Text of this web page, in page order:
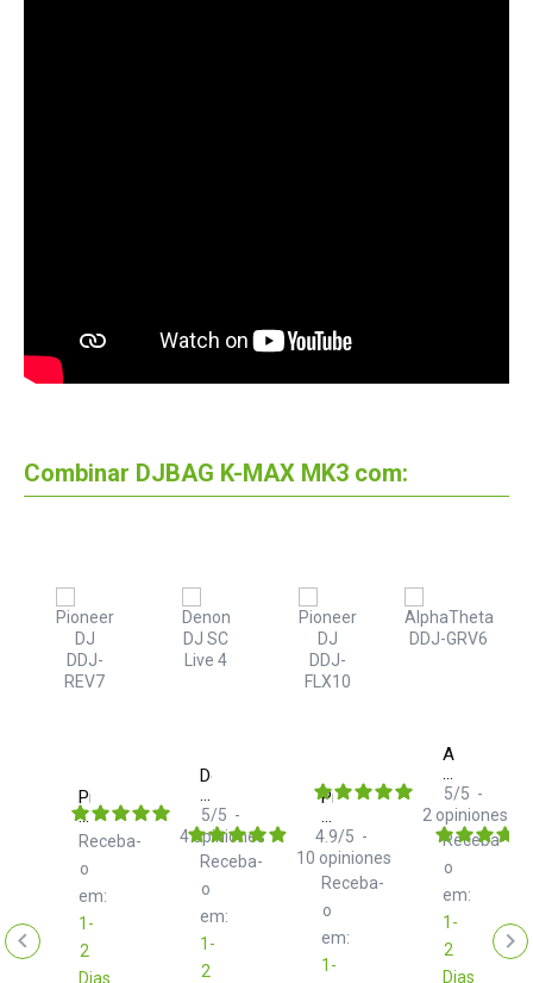
Combinar DJBAG K-MAX MK3 com:
Pioneer
DJ
DDJ-
REV7
Receba-
o
em:
1-
2
Dias
Denon
DJ
SC
Live
4
Black
Receba-
o
em:
1-
2
5/5 -
4opiniones
Pioneer
DJ
DDJ-
FLX10
Receba-
o
em:
1-
4.9/5 -
10 opiniones
AlphaTheta
DDJ-
GRV6
Receba-
o
em:
1-
2
Dias
5/5 -
2 opiniones